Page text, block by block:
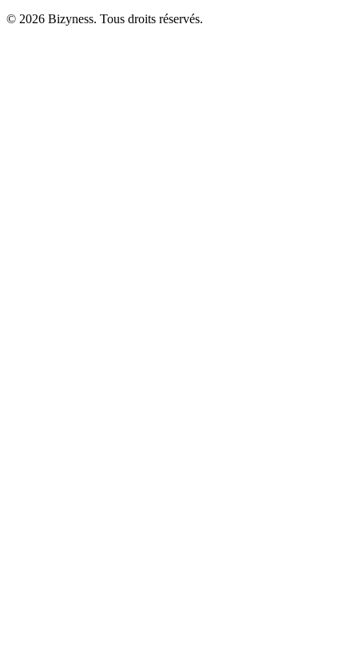
© 2026 Bizyness. Tous droits réservés.